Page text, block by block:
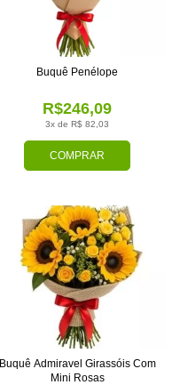
COMPRAR
3x de R$ 82,03
R$246,09
Buquê Penélope
Buquê Admiravel Girassóis Com
Mini Rosas